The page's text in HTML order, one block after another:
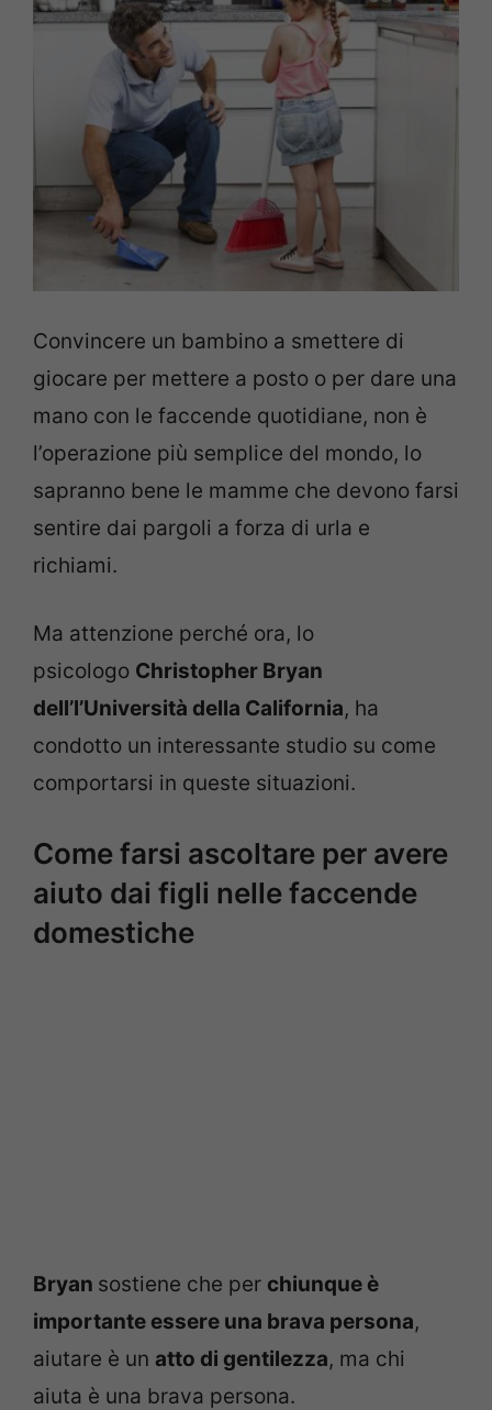
Convincere un bambino a smettere di
giocare per mettere a posto o per dare una
mano con le faccende quotidiane, non è
l’operazione più semplice del mondo, lo
sapranno bene le mamme che devono farsi
sentire dai pargoli a forza di urla e
richiami.
Ma attenzione perché ora, lo
psicologo Christopher Bryan
dell’l’Università della California, ha
condotto un interessante studio su come
comportarsi in queste situazioni.
Come farsi ascoltare per avere
aiuto dai figli nelle faccende
domestiche
Bryan sostiene che per chiunque è
importante essere una brava persona,
aiutare è un atto di gentilezza, ma chi
aiuta è una brava persona.